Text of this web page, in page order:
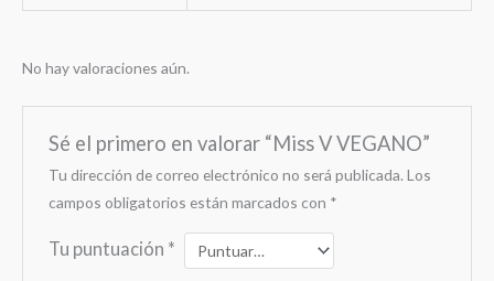
No hay valoraciones aún.
Sé el primero en valorar “Miss V VEGANO”
Tu dirección de correo electrónico no será publicada. Los
campos obligatorios están marcados con *
Tu puntuación *